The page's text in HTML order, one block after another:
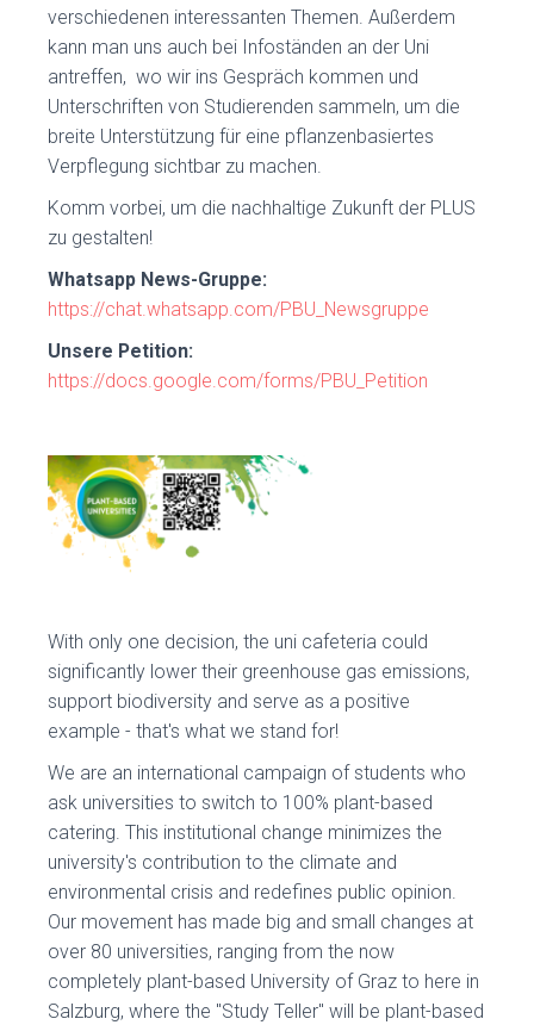
verschiedenen interessanten Themen. Außerdem
kann man uns auch bei Infoständen an der Uni
antreffen, wo wir ins Gespräch kommen und
Unterschriften von Studierenden sammeln, um die
breite Unterstützung für eine pflanzenbasiertes
Verpflegung sichtbar zu machen.
Komm vorbei, um die nachhaltige Zukunft der PLUS
zu gestalten!
Whatsapp News-Gruppe:
https://chat.whatsapp.com/PBU_Newsgruppe
Unsere Petition:
https://docs.google.com/forms/PBU_Petition
With only one decision, the uni cafeteria could
significantly lower their greenhouse gas emissions,
support biodiversity and serve as a positive
example - that's what we stand for!
We are an international campaign of students who
ask universities to switch to 100% plant-based
catering. This institutional change minimizes the
university's contribution to the climate and
environmental crisis and redefines public opinion.
Our movement has made big and small changes at
over 80 universities, ranging from the now
completely plant-based University of Graz to here in
Salzburg, where the "Study Teller" will be plant-based